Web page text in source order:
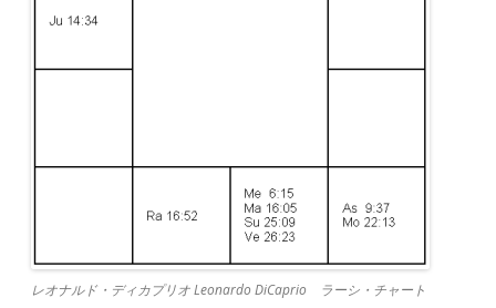
レオナルド・ディカプリオ Leonardo DiCaprio ラーシ・チャート